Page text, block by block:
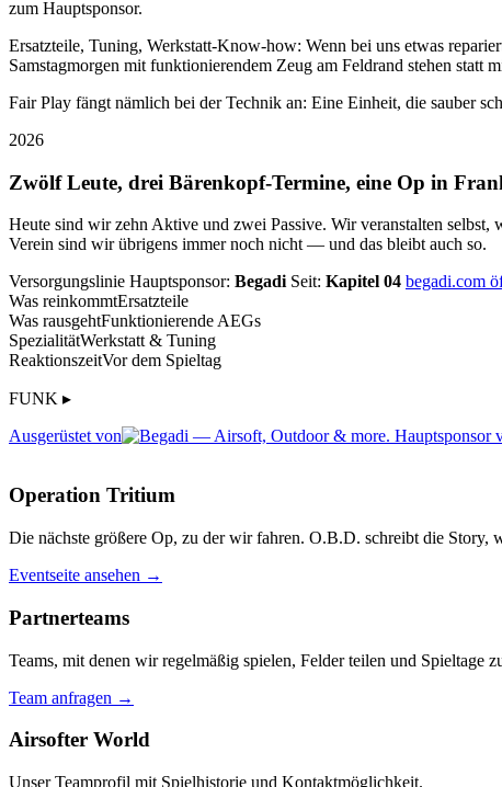
zum Hauptsponsor.
Ersatzteile, Tuning, Werkstatt-Know-how: Wenn bei uns etwas
Samstagmorgen mit funktionierendem Zeug am Feldrand stehen statt
Fair Play fängt nämlich bei der Technik an: Eine Einheit, die sauber
2026
Zwölf Leute, drei Bärenkopf-Termine, eine Op in
Heute sind wir zehn Aktive und zwei Passive. Wir veranstalten
Verein sind wir übrigens immer noch nicht — und das bleibt auch so.
Versorgungslinie Hauptsponsor: Begadi Seit: Kapitel 04 begadi.com
Was reinkommtErsatzteile
Was rausgehtFunktionierende AEGs
SpezialitätWerkstatt & Tuning
ReaktionszeitVor dem Spieltag
FUNK ▸
Ausgerüstet von
Operation Tritium
Die nächste größere Op, zu der wir fahren. O.B.D. schreibt die Story,
Eventseite ansehen →
Partnerteams
Teams, mit denen wir regelmäßig spielen, Felder teilen und Spieltage
Team anfragen →
Airsofter World
Unser Teamprofil mit Spielhistorie und Kontaktmöglichkeit.